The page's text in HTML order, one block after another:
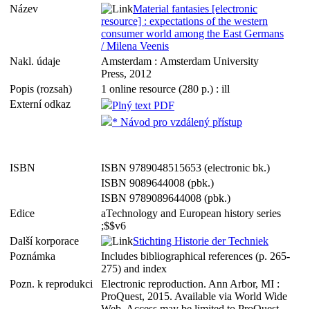
Název
Material fantasies [electronic
resource] : expectations of the western
consumer world among the East Germans
/ Milena Veenis
Nakl. údaje
Amsterdam : Amsterdam University
Press, 2012
Popis (rozsah)
1 online resource (280 p.) : ill
Externí odkaz
Plný text PDF
* Návod pro vzdálený přístup
ISBN
ISBN 9789048515653 (electronic bk.)
ISBN 9089644008 (pbk.)
ISBN 9789089644008 (pbk.)
Edice
aTechnology and European history series
;$$v6
Další korporace
Stichting Historie der Techniek
Poznámka
Includes bibliographical references (p. 265-
275) and index
Pozn. k reprodukci
Electronic reproduction. Ann Arbor, MI :
ProQuest, 2015. Available via World Wide